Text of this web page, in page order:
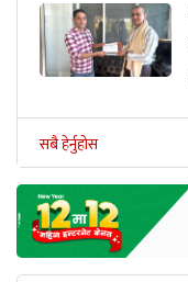
सबै हेर्नुहोस